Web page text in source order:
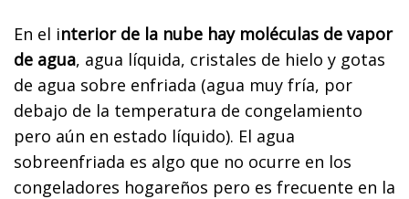
En el interior de la nube hay moléculas de vapor
de agua, agua líquida, cristales de hielo y gotas
de agua sobre enfriada (agua muy fría, por
debajo de la temperatura de congelamiento
pero aún en estado líquido). El agua
sobreenfriada es algo que no ocurre en los
congeladores hogareños pero es frecuente en la